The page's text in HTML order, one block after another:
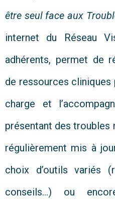
être seul face aux
internet du Réseau
adhérents, permet de
de ressources
charge et
présentant des troubles
régulièrement mis à
choix d’outils variés
conseils…) ou